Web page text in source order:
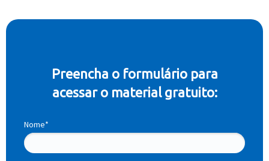
Preencha o formulário para
acessar o material gratuito:
Nome*